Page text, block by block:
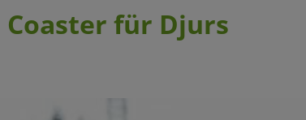
Coaster für Djurs